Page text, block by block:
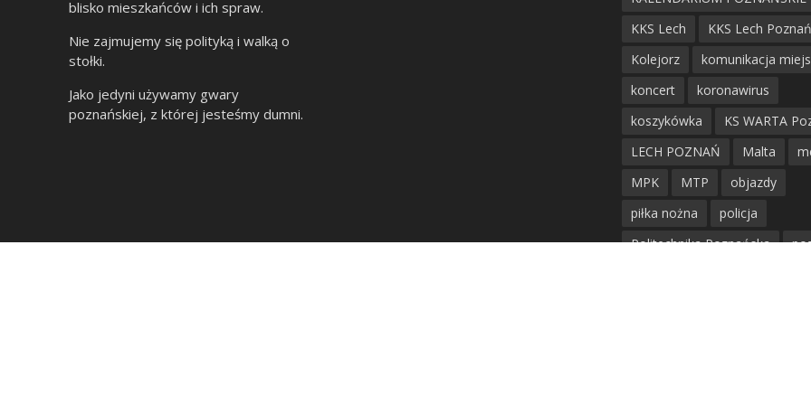
blisko mieszkańców i ich spraw.
Nie zajmujemy się polityką i walką o
stołki.
Jako jedyni używamy gwary
poznańskiej, z której jesteśmy dumni.
KKS Lech
KKS Lech Poznań
Kolejorz
komunikacja
koncert
koronawirus
koszykówka
KS WARTA
LECH POZNAŃ
Malta
MPK
MTP
objazdy
piłka nożna
policja
Politechnika Poznańska